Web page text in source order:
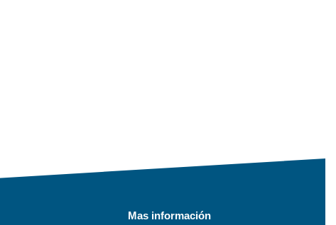
Mas información